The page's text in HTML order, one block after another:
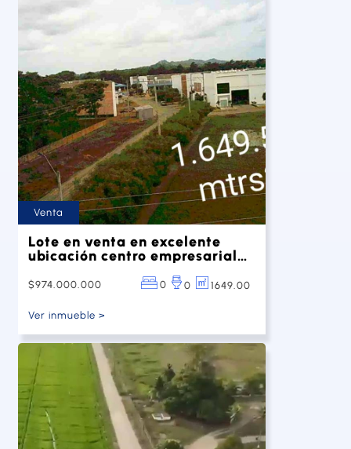
Venta
Lote en venta en excelente
ubicación centro empresarial
$974.000.000 0 0 1649.00
Ver inmueble >